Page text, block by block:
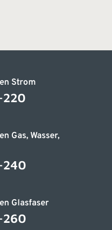
Strom
Gas, Wasser,
240
Glasfaser
260